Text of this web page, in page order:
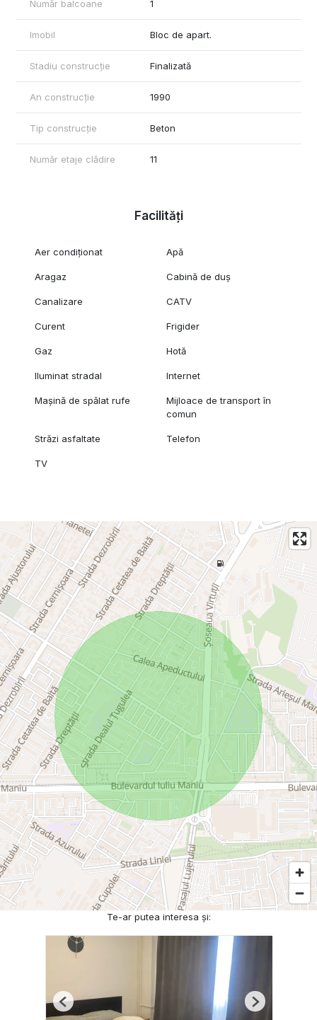
Număr balcoane 1
Imobil Bloc de apart.
Stadiu construcție Finalizată
An construcție 1990
Tip construcție Beton
Număr etaje clădire 11
Facilități
Aer condiționat Apă
Aragaz Cabină de duș
Canalizare CATV
Curent Frigider
Gaz Hotă
Iluminat stradal Internet
Mașină de spălat rufe
Mijloace de transport în
comun
Străzi asfaltate Telefon
TV
Te-ar putea interesa și:
Previous Next